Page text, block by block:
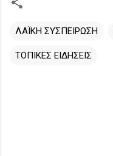
ΛΑΪΚΗ ΣΥΣΠΕΙΡΩΣΗ
ΤΟΠΙΚΕΣ ΕΙΔΗΣΕΙΣ